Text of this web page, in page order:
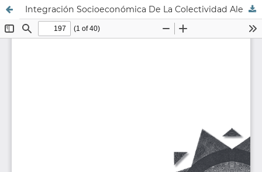
Integración Socioeconómica De La Colectividad Alemana En Valparaíso (1850-1930)